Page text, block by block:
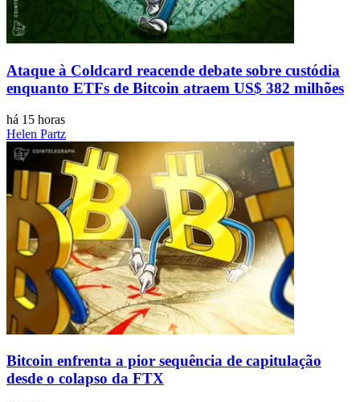
Ataque à Coldcard reacende debate sobre custódia
enquanto ETFs de Bitcoin atraem US$ 382 milhões
há 15 horas
Helen Partz
Bitcoin enfrenta a pior sequência de capitulação
desde o colapso da FTX